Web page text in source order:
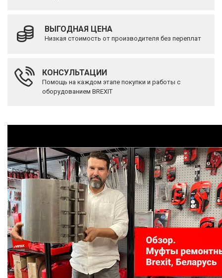
ВЫГОДНАЯ ЦЕНА
Низкая стоимость от производителя без переплат
КОНСУЛЬТАЦИИ
Помощь на каждом этапе покупки и работы с
оборудованием BREXIT